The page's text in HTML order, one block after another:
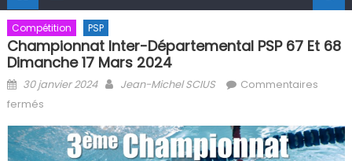
Compétition PSP
Championnat Inter-Départemental PSP 67 Et 68
Dimanche 17 Mars 2024
Posted on
30 janvier 2024 Author
Jean-Michel SCIUS
Commentaires
fermés